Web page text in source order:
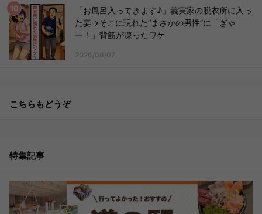
「お風呂入ってきます♪」義実家の脱衣所に入っ
た妻→そこに現れた“まさかの男性”に「ぎゃ
ー！」背筋が凍ったワケ
2026/08/07
こちらもどうぞ
特集記事